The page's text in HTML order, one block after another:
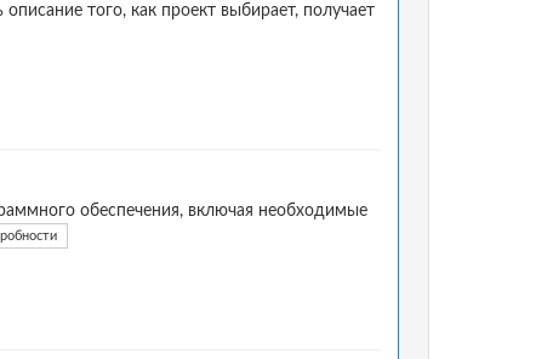
того, как проект выбирает, получает
обеспечения, включая необходимые